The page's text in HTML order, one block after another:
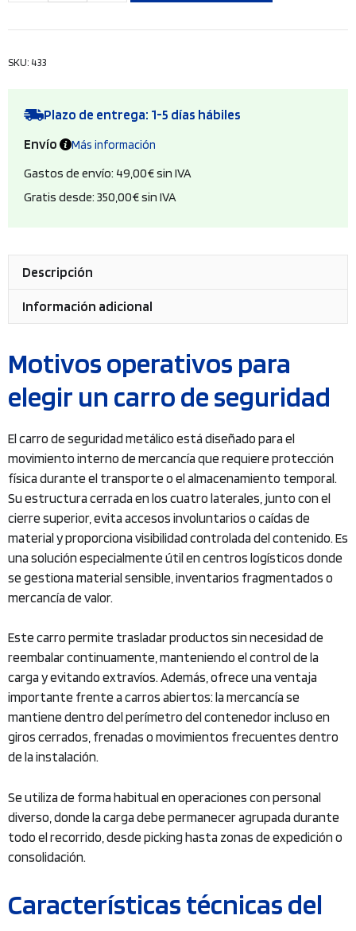
seguridad
superior
SKU: 433
Plazo de entrega: 1-5 días hábiles
Envío
Más información
Gastos de envío: 49,00€ sin IVA
Gratis desde: 350,00€ sin IVA
Descripción
Información adicional
Motivos operativos para
elegir un carro de seguridad
El carro de seguridad metálico está diseñado para el
movimiento interno de mercancía que requiere protección
física durante el transporte o el almacenamiento temporal.
Su estructura cerrada en los cuatro laterales, junto con el
cierre superior, evita accesos involuntarios o caídas de
material y proporciona visibilidad controlada del contenido. Es
una solución especialmente útil en centros logísticos donde
se gestiona material sensible, inventarios fragmentados o
mercancía de valor.
Este carro permite trasladar productos sin necesidad de
reembalar continuamente, manteniendo el control de la
carga y evitando extravíos. Además, ofrece una ventaja
importante frente a carros abiertos: la mercancía se
mantiene dentro del perímetro del contenedor incluso en
giros cerrados, frenadas o movimientos frecuentes dentro
de la instalación.
Se utiliza de forma habitual en operaciones con personal
diverso, donde la carga debe permanecer agrupada durante
todo el recorrido, desde picking hasta zonas de expedición o
consolidación.
Características técnicas del